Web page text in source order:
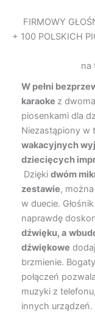
dziewczynek
FIRMOWY
+ 100 POLSKICH
na
W pełni
karaoke z
piosenkami dla
Niezastąpiony w
wakacyjnych
dziecięcych
Dzięki dwóm
zestawie,
w duecie.
naprawdę
dźwięku, a
dźwiękowe
brzmienie.
połączeń
muzyki z
innych